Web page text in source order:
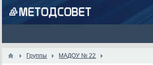
Группы МАДОУ № 22